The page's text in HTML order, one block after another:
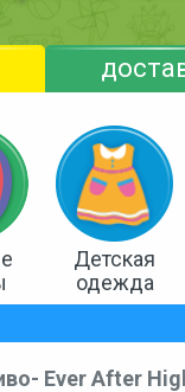
Детская
одежда
Ever After